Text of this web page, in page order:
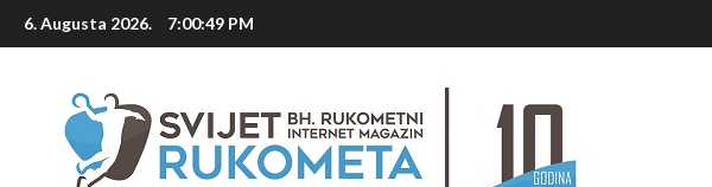
Skip
to
6. Augusta 2026. 7:00:50 PM